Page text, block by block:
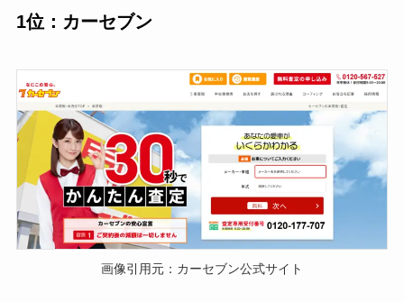
1位：カーセブン
画像引用元：カーセブン公式サイト